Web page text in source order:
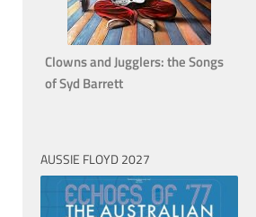
Clowns and Jugglers: the Songs
of Syd Barrett
AUSSIE FLOYD 2027